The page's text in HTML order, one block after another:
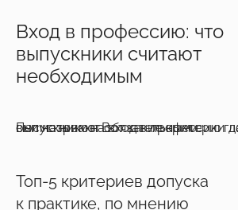
Вход в профессию: что
выпускники считают
необходимым
Посмотрим на вход в профессию глазами самих выпускников. Вот какие критерии допуска к работе они называют обязательными.
Топ-5 критериев допуска
к практике, по мнению